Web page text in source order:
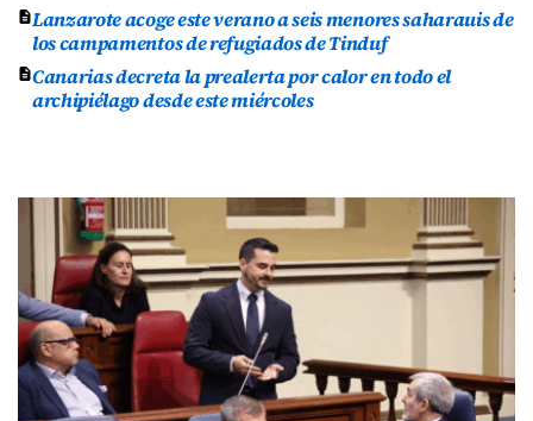
Lanzarote acoge este verano a seis menores saharauis de
los campamentos de refugiados de Tinduf
Canarias decreta la prealerta por calor en todo el
archipiélago desde este miércoles